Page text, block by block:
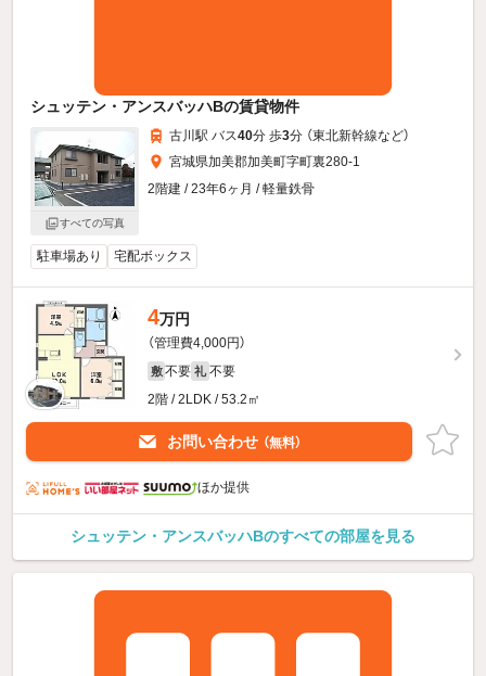
シュッテン・アンスバッハBの賃貸物件
すべての写真
古川駅 バス40分 歩3分 （東北新幹線など）
宮城県加美郡加美町字町裏280-1
2階建 / 23年6ヶ月 / 軽量鉄骨
駐車場あり 宅配ボックス
4万円
（管理費4,000円）
敷 不要 礼 不要
2階 / 2LDK / 53.2㎡
お問い合わせ （無料）
ほか提供
シュッテン・アンスバッハBのすべての部屋を見る